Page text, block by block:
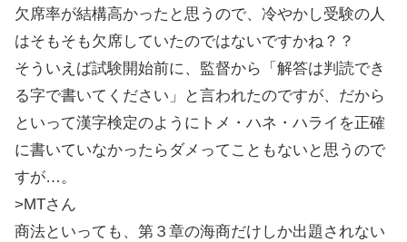
欠席率が結構高かったと思うので、冷やかし受験の人
はそもそも欠席していたのではないですかね？？
そういえば試験開始前に、監督から「解答は判読でき
る字で書いてください」と言われたのですが、だから
といって漢字検定のようにトメ・ハネ・ハライを正確
に書いていなかったらダメってこともないと思うので
すが…。
>MTさん
商法といっても、第３章の海商だけしか出題されない